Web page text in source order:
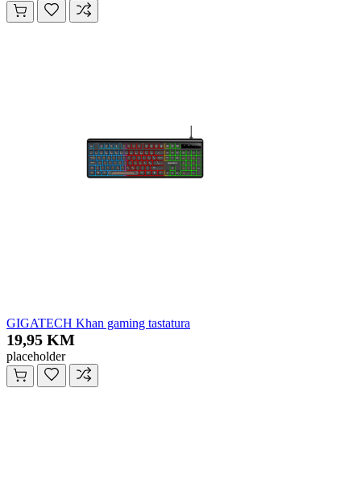
GIGATECH Khan gaming tastatura
19,95 KM
placeholder